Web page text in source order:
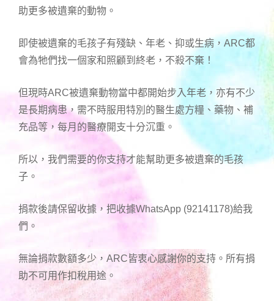
助更多被遺棄的動物。
即使被遺棄的毛孩子有殘缺、年老、抑或生病，ARC都
會為牠們找一個家和照顧到終老，不殺不棄！
但現時ARC被遺棄動物當中都開始步入年老，亦有不少
是長期病患，需不時服用特別的醫生處方糧、藥物、補
充品等，每月的醫療開支十分沉重。
所以，我們需要的你支持才能幫助更多被遺棄的毛孩
子。
捐款後請保留收據，把收據WhatsApp (92141178)給我
們。
無論捐款數額多少，ARC皆衷心感謝你的支持。所有捐
助不可用作扣稅用途。